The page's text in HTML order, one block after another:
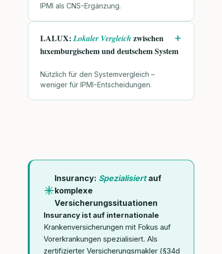
IPMI als CNS-Ergänzung.
LALUX:Lokaler Vergleich zwischen
luxemburgischem und deutschem System
Nützlich für den Systemvergleich –
weniger für IPMI-Entscheidungen.
Insurancy: Spezialisiertauf
komplexe
Versicherungssituationen
Insurancy ist auf internationale
Krankenversicherungen mit Fokus auf
Vorerkrankungen spezialisiert. Als
zertifizierter Versicherungsmakler (§34d